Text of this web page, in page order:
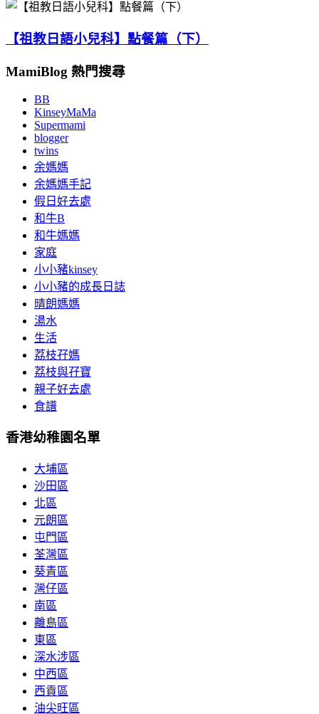
【祖教日語小兒科】點餐篇（下）
MamiBlog 熱門搜尋
BB
KinseyMaMa
Supermami
blogger
twins
余媽媽
余媽媽手記
假日好去處
和牛B
和牛媽媽
家庭
小小豬kinsey
小小豬的成長日誌
晴朗媽媽
湯水
生活
荔枝孖媽
荔枝與孖寶
親子好去處
食譜
香港幼稚園名單
大埔區
沙田區
北區
元朗區
屯門區
荃灣區
葵青區
灣仔區
南區
離島區
東區
深水涉區
中西區
西貢區
油尖旺區